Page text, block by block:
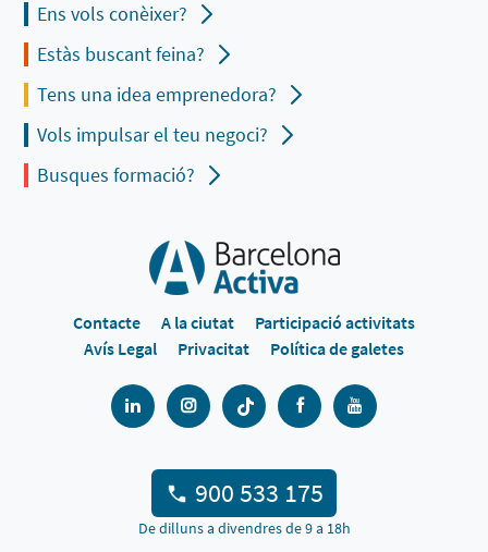
Ens vols conèixer?
Estàs buscant feina?
Tens una idea emprenedora?
Vols impulsar el teu negoci?
Busques formació?
Contacte A la ciutat
Participació activitats
Avís Legal
Privacitat Política de galetes
900 533 175
De dilluns a divendres de 9 a 18h